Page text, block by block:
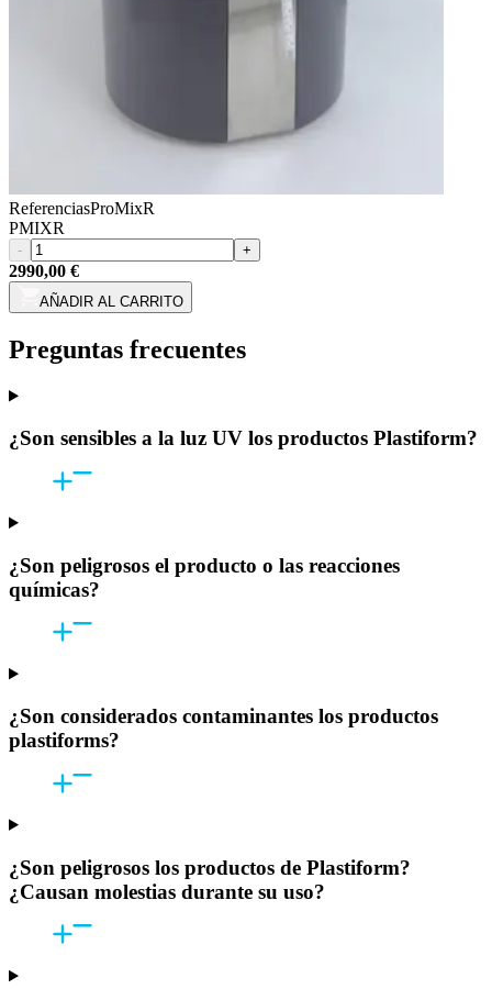
ReferenciasProMixR
PMIXR
- +
2990,00 €
AÑADIR AL CARRITO
Preguntas frecuentes
¿Son sensibles a la luz UV los productos Plastiform?
¿Son peligrosos el producto o las reacciones
químicas?
¿Son considerados contaminantes los productos
plastiforms?
¿Son peligrosos los productos de Plastiform?
¿Causan molestias durante su uso?